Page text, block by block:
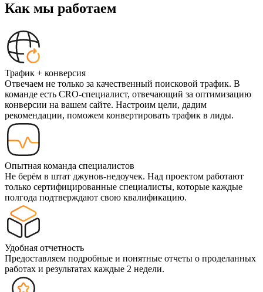
Как мы работаем
Трафик + конверсия
Отвечаем не только за качественный поисковой трафик. В
команде есть CRO-специалист, отвечающий за оптимизацию
конверсии на вашем сайте. Настроим цели, дадим
рекомендации, поможем конвертировать трафик в лиды.
Опытная команда специалистов
Не берём в штат джунов-недоучек. Над проектом работают
только сертифицированные специалисты, которые каждые
полгода подтверждают свою квалификацию.
Удобная отчетность
Предоставляем подробные и понятные отчеты о проделанных
работах и результатах каждые 2 недели.